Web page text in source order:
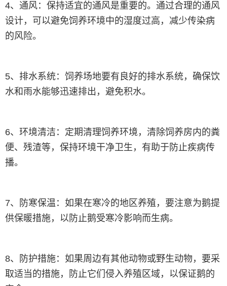
4、通风：保持适宜的通风是重要的。通过合理的通风
设计，可以避免饲养环境中的湿度过高，减少传染病
的风险。
5、排水系统：饲养场地要有良好的排水系统，确保饮
水和雨水能够迅速排出，避免积水。
6、环境清洁：定期清理饲养环境，清除饲养房内的粪
便、残渣等，保持环境干净卫生，有助于防止疾病传
播。
7、防寒保温：如果在寒冷的地区养殖，要注意为鹅提
供保暖措施，以防止鹅受寒冷影响而生病。
8、防护措施：如果周边有其他动物或野生动物，要采
取适当的措施，防止它们侵入养殖区域，以保证鹅的